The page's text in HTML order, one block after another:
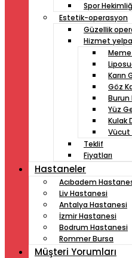
Spor
Estetik-operasyon
Güzellik
Hizmet
Karın
Göz
Yüz
Kulak
Vücut
Teklif
Fiyatları
Hastaneler
Acıbadem
Liv Hastanesi
Antalya Hastanesi
İzmir Hastanesi
Bodrum Hastanesi
Rommer Bursa
Müşteri Yorumları